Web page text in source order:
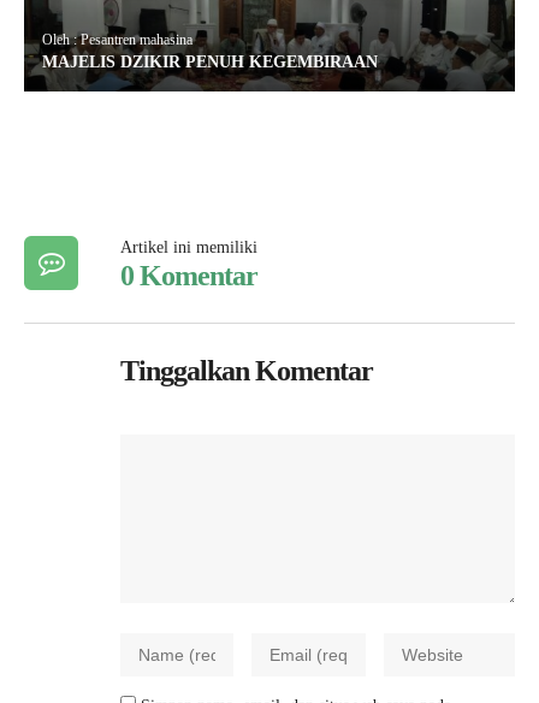
Oleh : Pesantren mahasina
MAJELIS DZIKIR PENUH KEGEMBIRAAN
Artikel ini memiliki
0 Komentar
Tinggalkan Komentar